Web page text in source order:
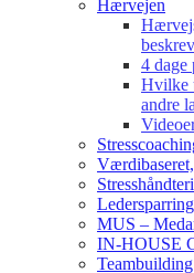
Hærvejen
4 dage
Hvilke
andre
Værdibaseret,
MUS –
IN-HOUSE
Teambuilding